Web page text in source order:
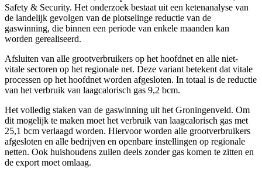
Safety & Security. Het onderzoek bestaat uit een ketenanalyse van
de landelijk gevolgen van de plotselinge reductie van de
gaswinning, die binnen een periode van enkele maanden kan
worden gerealiseerd.
Afsluiten van alle grootverbruikers op het hoofdnet en alle niet-
vitale sectoren op het regionale net. Deze variant betekent dat vitale
processen op het hoofdnet worden afgesloten. In totaal is de reductie
van het verbruik van laagcalorisch gas 9,2 bcm.
Het volledig staken van de gaswinning uit het Groningenveld. Om
dit mogelijk te maken moet het verbruik van laagcalorisch gas met
25,1 bcm verlaagd worden. Hiervoor worden alle grootverbruikers
afgesloten en alle bedrijven en openbare instellingen op regionale
netten. Ook huishoudens zullen deels zonder gas komen te zitten en
de export moet omlaag.